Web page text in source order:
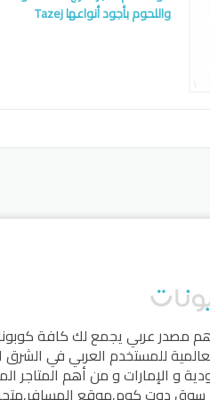
واللحوم بأجود أنواعها Tazej
مصدر عربي يجمع لك كافة
للمستخدم العربي في
و الإمارات و من أهم المتاجر